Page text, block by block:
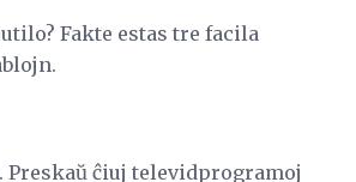
Fakte estas tre facila
ĉiuj televidprogramoj